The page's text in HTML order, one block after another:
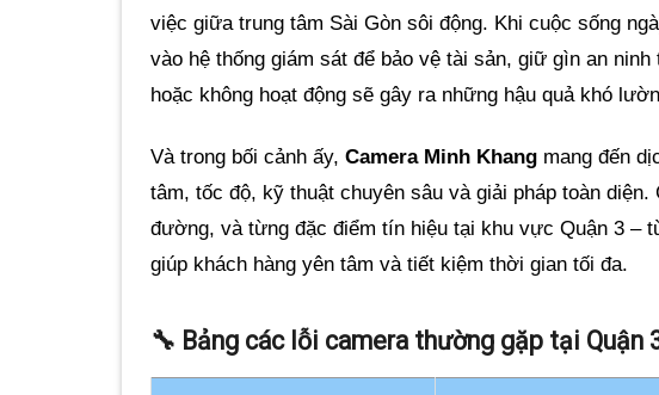
việc giữa trung tâm Sài Gòn sôi động. Khi cuộc sống
vào hệ thống giám sát để bảo vệ tài sản, giữ gìn an
hoặc không hoạt động sẽ gây ra những hậu quả khó
Và trong bối cảnh ấy, Camera Minh Khang mang đến
tâm, tốc độ, kỹ thuật chuyên sâu và giải pháp toàn
đường, và từng đặc điểm tín hiệu tại khu vực Quận 3 –
giúp khách hàng yên tâm và tiết kiệm thời gian tối đa.
🔧 Bảng các lỗi camera thường gặp tại Quận